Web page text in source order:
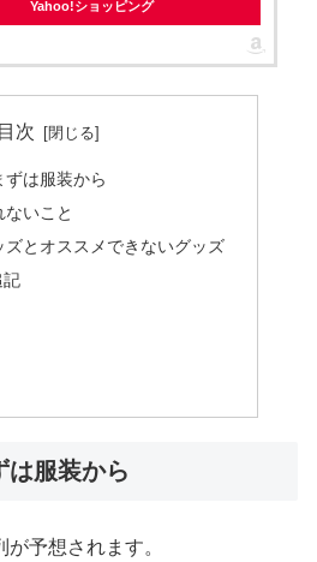
Yahoo!ショッピング
目次
は服装から
いこと
ズとオススメできないグッズ
記
は服装から
予想されます。